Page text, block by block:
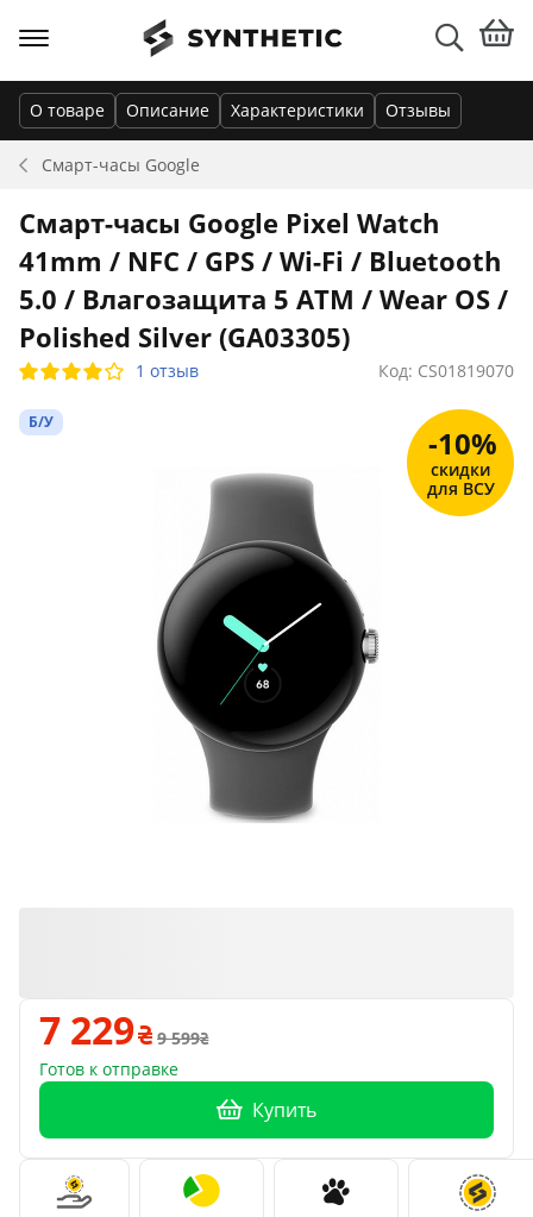
Смарт-часы Google
О товаре Описание Характеристики Отзывы
Смарт-часы Google Pixel Watch
41mm / NFC / GPS / Wi-Fi / Bluetooth
5.0 / Влагозащита 5 ATM / Wear OS /
Polished Silver (GA03305)
1 отзыв Код: CS01819070
Б/У
-10%
скидки
для ВСУ
7 229
9 599
Готов к отправке
Купить